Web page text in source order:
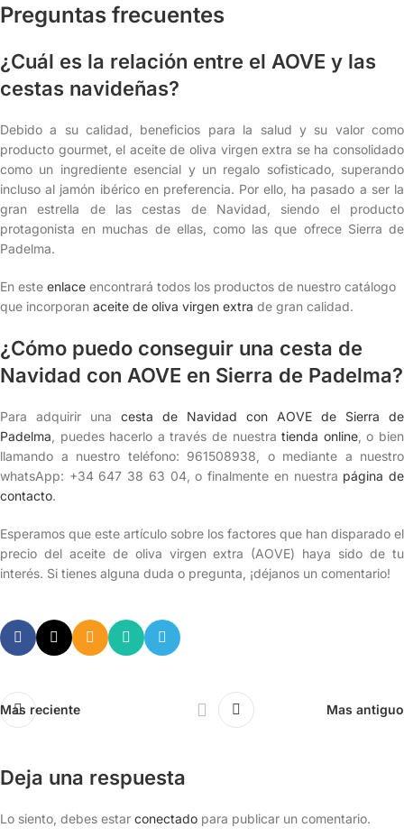
Preguntas frecuentes
¿Cuál es la relación entre el AOVE y las
cestas navideñas?
Debido a su calidad, beneficios para la salud y su valor como
producto gourmet, el aceite de oliva virgen extra se ha consolidado
como un ingrediente esencial y un regalo sofisticado, superando
incluso al jamón ibérico en preferencia. Por ello, ha pasado a ser la
gran estrella de las cestas de Navidad, siendo el producto
protagonista en muchas de ellas, como las que ofrece Sierra de
Padelma.
En este enlace encontrará todos los productos de nuestro catálogo
que incorporan aceite de oliva virgen extra de gran calidad.
¿Cómo puedo conseguir una cesta de
Navidad con AOVE en Sierra de Padelma?
Para adquirir una cesta de Navidad con AOVE de Sierra de
Padelma , puedes hacerlo a través de nuestratienda online, o bien
llamando a nuestro teléfono: 961508938, o mediante a nuestro
whatsApp: +34 647 38 63 04, o finalmente en nuestra página de
contacto.
Esperamos que este artículo sobre los factores que han disparado el
precio del aceite de oliva virgen extra (AOVE) haya sido de tu
interés. Si tienes alguna duda o pregunta, ¡déjanos un comentario!
Mas reciente Mas antiguo
Deja una respuesta
Lo siento, debes estar conectado para publicar un comentario.